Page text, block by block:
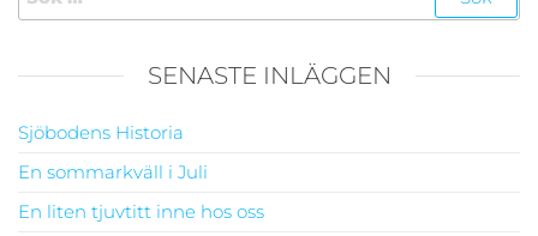
efter:
SENASTE INLÄGGEN
Sjöbodens Historia
En sommarkväll i Juli
En liten tjuvtitt inne hos oss